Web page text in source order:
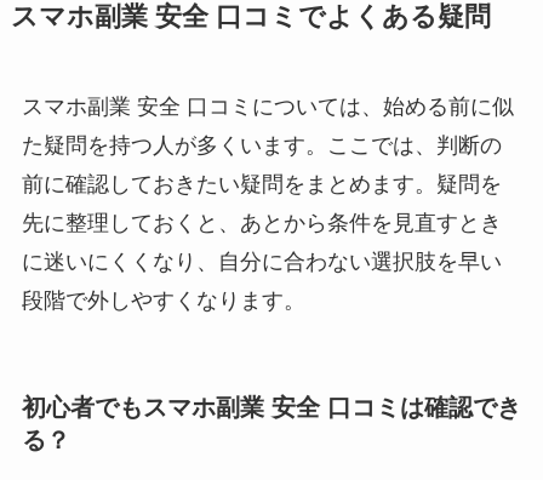
スマホ副業 安全 口コミでよくある疑問
スマホ副業 安全 口コミについては、始める前に似
た疑問を持つ人が多くいます。ここでは、判断の
前に確認しておきたい疑問をまとめます。疑問を
先に整理しておくと、あとから条件を見直すとき
に迷いにくくなり、自分に合わない選択肢を早い
段階で外しやすくなります。
初心者でもスマホ副業 安全 口コミは確認でき
る？